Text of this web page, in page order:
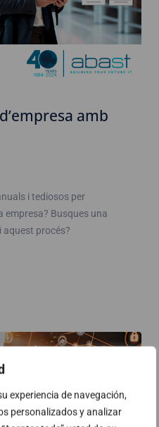
experiencia de navegación,
personalizados y analizar
amb
i tediosos per
empresa? Busques una
procés?